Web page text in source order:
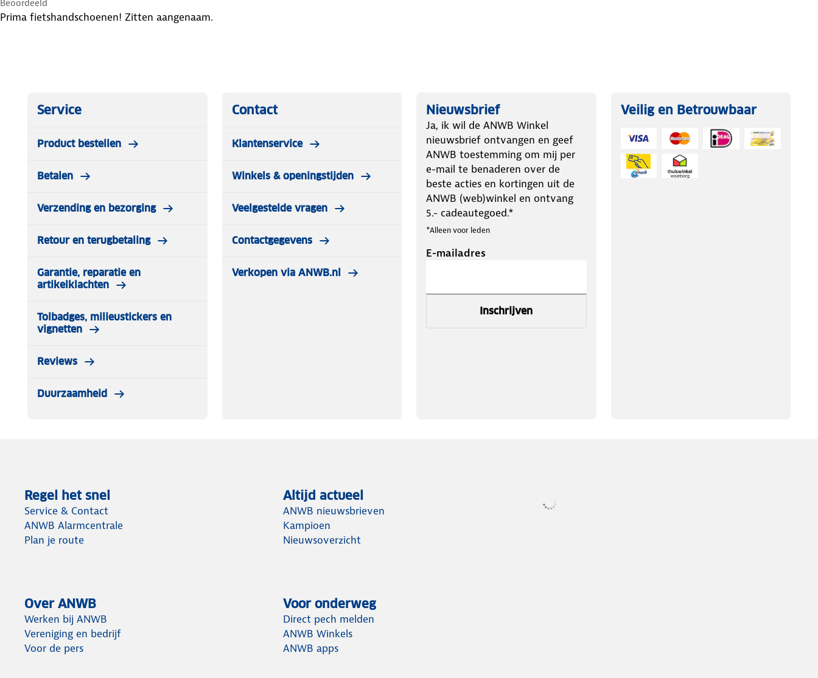
Beoordeeld
Prima fietshandschoenen! Zitten aangenaam.
Service
Product bestellen
Betalen
Verzending en bezorging
Retour en terugbetaling
Garantie, reparatie en
artikelklachten
Tolbadges, milieustickers en
vignetten
Reviews
Duurzaamheid
Contact
Klantenservice
Winkels & openingstijden
Veelgestelde vragen
Contactgegevens
Verkopen via ANWB.nl
Nieuwsbrief
Ja, ik wil de ANWB Winkel
nieuwsbrief ontvangen en geef
ANWB toestemming om mij per
e-mail te benaderen over de
beste acties en kortingen uit de
ANWB (web)winkel en ontvang
5.- cadeautegoed.*
*Alleen voor leden
E-mailadres
Inschrijven
Veilig en Betrouwbaar
Regel het snel
Service & Contact
ANWB Alarmcentrale
Plan je route
Altijd actueel
ANWB nieuwsbrieven
Kampioen
Nieuwsoverzicht
Over ANWB
Werken bij ANWB
Vereniging en bedrijf
Voor de pers
Voor onderweg
Direct pech melden
ANWB Winkels
ANWB apps